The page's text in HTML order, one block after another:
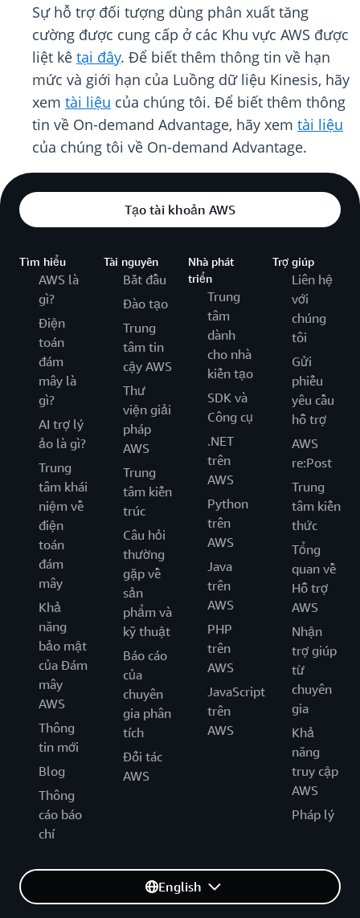
Sự hỗ trợ đối tượng dùng phân xuất tăng
cường được cung cấp ở các Khu vực AWS được
liệt kê tại đây. Để biết thêm thông tin về hạn
mức và giới hạn của Luồng dữ liệu Kinesis, hãy
xem tài liệu của chúng tôi. Để biết thêm thông
tin về On-demand Advantage, hãy xem tài liệu
của chúng tôi về On-demand Advantage.
Tạo tài khoản AWS
Tìm hiểu
AWS là
gì?
Điện
toán
đám
mây là
gì?
AI trợ lý
ảo là gì?
Trung
tâm khái
niệm về
điện
toán
đám
mây
Khả
năng
bảo mật
của Đám
mây
AWS
Thông
tin mới
Blog
Thông
cáo báo
chí
Tài nguyên
Bắt đầu
Đào tạo
Trung
tâm tin
cậy AWS
Thư
viện giải
pháp
AWS
Trung
tâm kiến
trúc
Câu hỏi
thường
gặp về
sản
phẩm và
kỹ thuật
Báo cáo
của
chuyên
gia phân
tích
Đối tác
AWS
Nhà phát
triển
Trung
tâm
dành
cho nhà
kiến tạo
SDK và
Công cụ
.NET
trên
AWS
Python
trên
AWS
Java
trên
AWS
PHP
trên
AWS
JavaScript
trên
AWS
Trợ giúp
Liên hệ
với
chúng
tôi
Gửi
phiếu
yêu cầu
hỗ trợ
AWS
re:Post
Trung
tâm kiến
thức
Tổng
quan về
Hỗ trợ
AWS
Nhận
trợ giúp
từ
chuyên
gia
Khả
năng
truy cập
AWS
Pháp lý
English